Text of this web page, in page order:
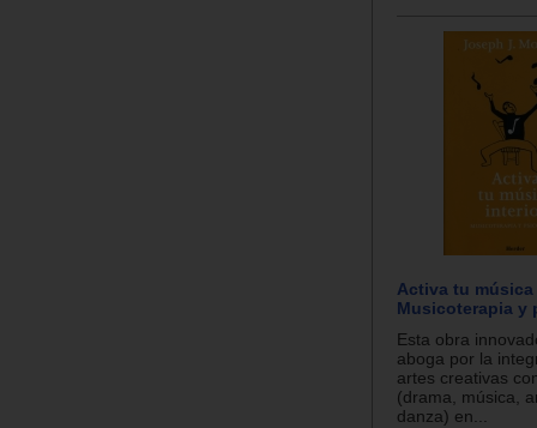
Activa tu
Musicoterapia y
Esta obra
aboga por la
artes creativas
(drama, música,
danza) en...